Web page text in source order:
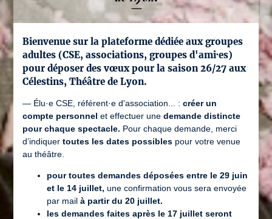
Bienvenue sur la plateforme dédiée aux groupes
adultes (CSE, associations, groupes d'ami·es)
pour déposer des vœux pour la saison 26/27 aux
Célestins, Théâtre de Lyon.
— Élu·e CSE, référent·e d'association... : créer un
compte personnel et effectuer une demande distincte
pour chaque spectacle. Pour chaque demande, merci
d’indiquer toutes les dates possibles pour votre venue
au théâtre.
pour toutes demandes déposées entre le 29 juin
et le 14 juillet, une confirmation vous sera envoyée
par mail à partir du 20 juillet.
les demandes faites après le 17 juillet seront